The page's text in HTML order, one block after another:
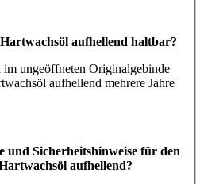
aufhellend haltbar?
ungeöffneten Originalgebinde
aufhellend mehrere Jahre
und Sicherheitshinweise für den
aufhellend?